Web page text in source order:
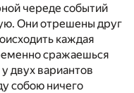
череде событий
Они отрешены друг
каждая
сражаешься
двух вариантов
собою ничего